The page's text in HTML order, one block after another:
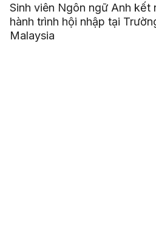
Sinh viên Ngôn ngữ Anh kết
hành trình hội nhập tại
Malaysia